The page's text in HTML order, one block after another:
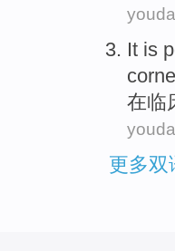
It is
在临
更多双